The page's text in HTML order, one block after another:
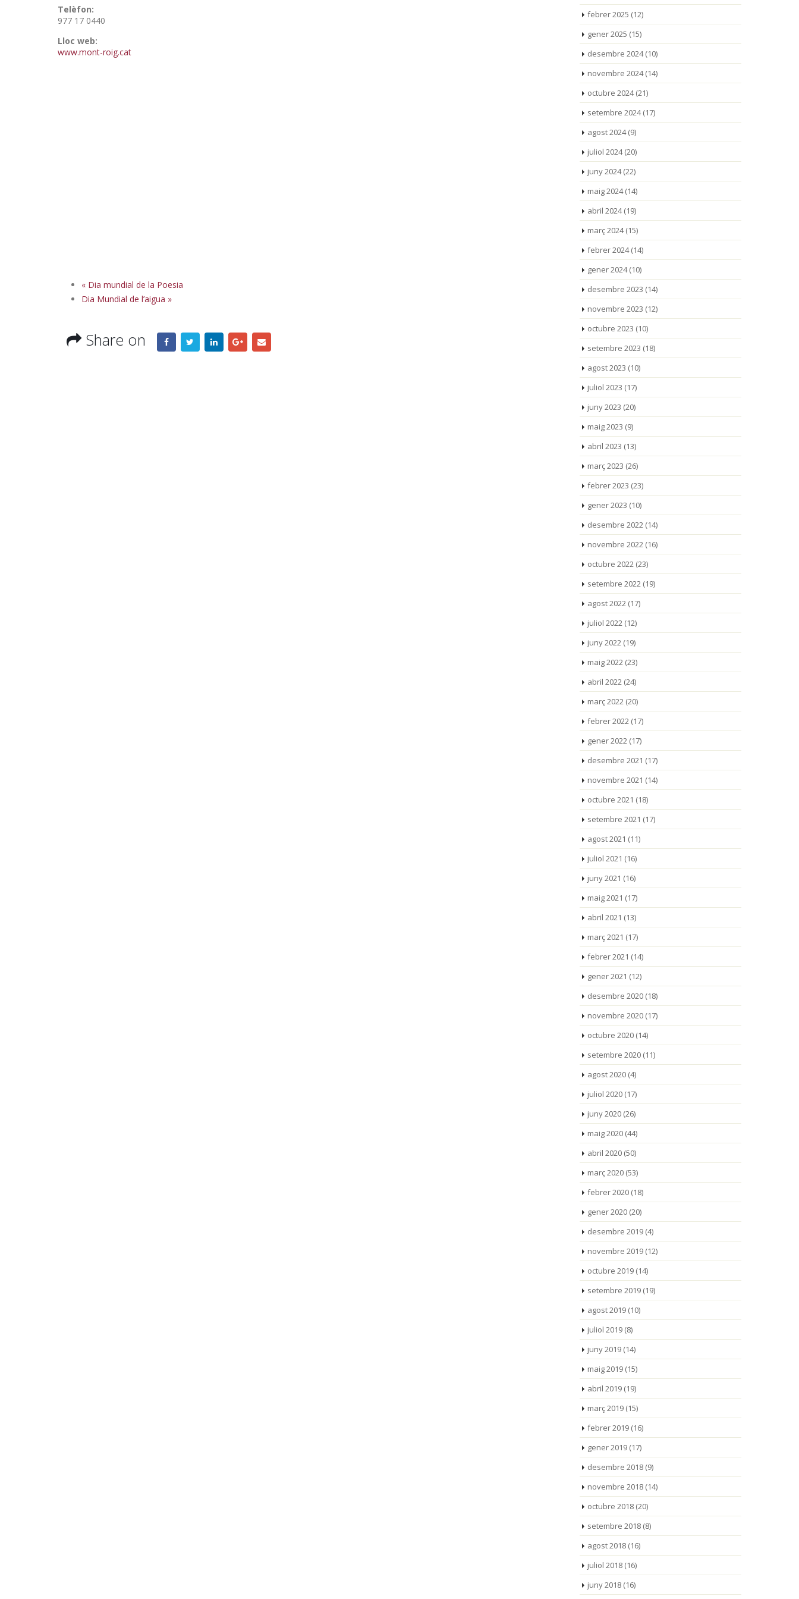
Telèfon:
977 17 0440
Lloc web:
www.mont-roig.cat
« Dia mundial de la Poesia
Dia Mundial de l’aigua »
Share on
febrer 2025 (12)
gener 2025 (15)
desembre 2024(10)
novembre 2024(14)
octubre 2024(21)
setembre 2024(17)
agost 2024(9)
juliol 2024(20)
juny 2024(22)
maig 2024(14)
abril 2024(19)
març 2024(15)
febrer 2024(14)
gener 2024(10)
desembre 2023 (14)
novembre 2023 (12)
octubre 2023 (10)
setembre 2023 (18)
agost 2023 (10)
juliol 2023 (17)
juny 2023 (20)
maig 2023 (9)
abril 2023 (13)
març 2023 (26)
febrer 2023 (23)
gener 2023 (10)
desembre 2022(14)
novembre 2022(16)
octubre 2022(23)
setembre 2022(19)
agost 2022(17)
juliol 2022(12)
juny 2022(19)
maig 2022(23)
abril 2022(24)
març 2022(20)
febrer 2022(17)
gener 2022(17)
desembre 2021 (17)
novembre 2021 (14)
octubre 2021 (18)
setembre 2021 (17)
agost 2021 (11)
juliol 2021 (16)
juny 2021 (16)
maig 2021 (17)
abril 2021 (13)
març 2021 (17)
febrer 2021 (14)
gener 2021 (12)
desembre 2020(18)
novembre 2020(17)
octubre 2020(14)
setembre 2020(11)
agost 2020(4)
juliol 2020(17)
juny 2020(26)
maig 2020(44)
abril 2020(50)
març 2020(53)
febrer 2020(18)
gener 2020(20)
desembre 2019(4)
novembre 2019(12)
octubre 2019(14)
setembre 2019(19)
agost 2019(10)
juliol 2019(8)
juny 2019(14)
maig 2019(15)
abril 2019(19)
març 2019(15)
febrer 2019(16)
gener 2019(17)
desembre 2018(9)
novembre 2018(14)
octubre 2018(20)
setembre 2018(8)
agost 2018(16)
juliol 2018(16)
juny 2018(16)